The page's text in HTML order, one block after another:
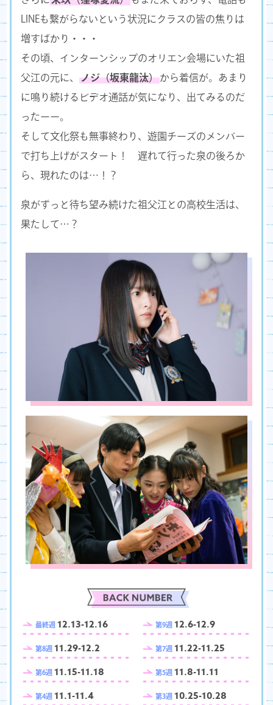
LINEも繋がらないという状況にクラスの皆の焦りは
増すばかり・・・
その頃、インターンシップのオリエン会場にいた祖
父江の元に、
ノジ（坂東龍汰）から着信が。あまり
に鳴り続けるビデオ通話が気になり、出てみるのだ
ったーー。
そして文化祭も無事終わり、遊園チーズのメンバー
で打ち上げがスタート！ 遅れて行った泉の後ろか
ら、現れたのは…！？
泉がずっと待ち望み続けた祖父江との高校生活は、
果たして…？
最終週 12.13-12.16 第9週 12.6-12.9
第8週 11.29-12.2 第7週 11.22-11.25
第6週 11.15-11.18 第5週 11.8-11.11
第4週 11.1-11.4 第3週 10.25-10.28